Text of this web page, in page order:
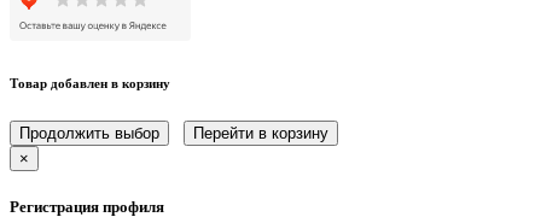
Товар добавлен в корзину
Продолжить выбор
Перейти в корзину
×
Регистрация профиля